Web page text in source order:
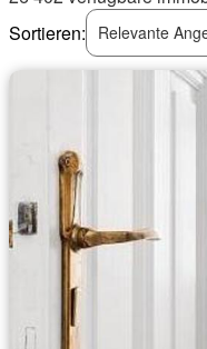
Sortieren:
Relevante